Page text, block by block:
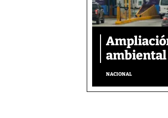
ambiental
NACIONAL